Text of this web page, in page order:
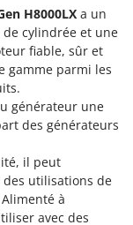
Machines de nettoyage pour panneaux photovoltaïques et surfaces vitrées
fruits
H8000LX a un
de cylindrée et une
fiable, sûr et
gamme parmi les
générateur une
des générateurs
il peut
utilisations de
à
avec des